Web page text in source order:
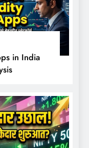
in India